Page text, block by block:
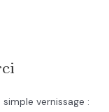
vernissage :